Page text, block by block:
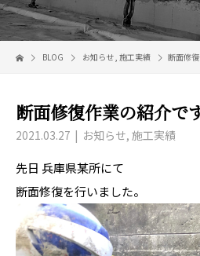
BLOG お知らせ, 施工実績 断面修復
断面修復作業の紹介です
2021.03.27 お知らせ, 施工実績
先日 兵庫県某所にて
断面修復を行いました。